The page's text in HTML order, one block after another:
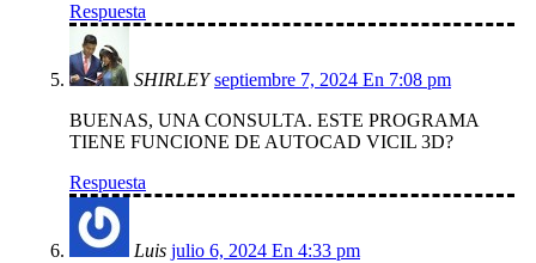
Respuesta
SHIRLEY septiembre 7, 2024 En 7:08 pm
BUENAS, UNA CONSULTA. ESTE PROGRAMA
TIENE FUNCIONE DE AUTOCAD VICIL 3D?
Respuesta
Luis julio 6, 2024 En 4:33 pm